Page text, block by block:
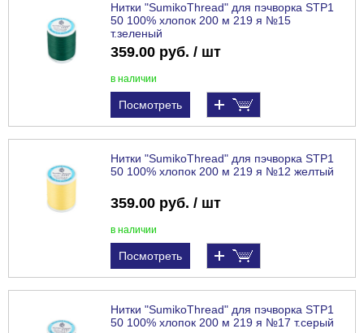
Нитки "SumikoThread" для пэчворка STP1
50 100% хлопок 200 м 219 я №15
т.зеленый
359.00 руб. / шт
в наличии
Посмотреть
Нитки "SumikoThread" для пэчворка STP1
50 100% хлопок 200 м 219 я №12 желтый
359.00 руб. / шт
в наличии
Посмотреть
Нитки "SumikoThread" для пэчворка STP1
50 100% хлопок 200 м 219 я №17 т.серый